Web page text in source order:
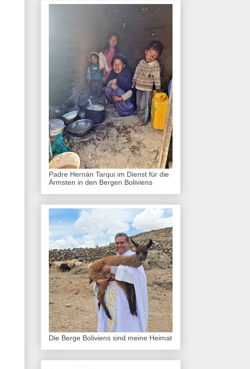
Padre Hernán Tarqui im Dienst für die
Ärmsten in den Bergen Boliviens
Die Berge Boliviens sind meine Heimat